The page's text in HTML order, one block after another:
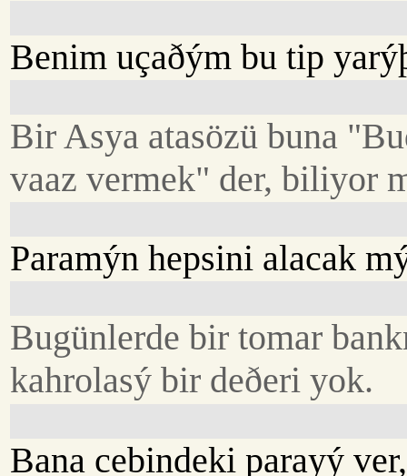
Benim uçaðým bu tip
Bir Asya atasözü buna
vaaz vermek" der, biliyor
Paramýn hepsini alacak
Bugünlerde bir tomar
kahrolasý bir deðeri yok.
Bana cebindeki parayý ver,